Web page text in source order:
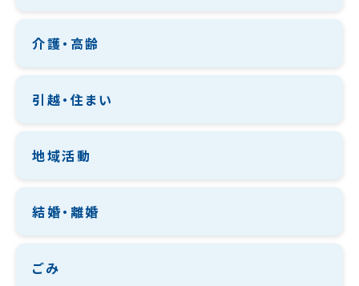
介護・高齢
引越・住まい
地域活動
結婚・離婚
ごみ